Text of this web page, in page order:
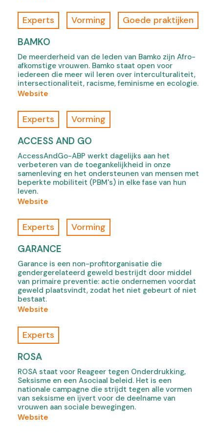
t
a
b
b
)
s
i
n
e
w
t
a
)
i
g
h
t
,
o
p
s
i
n
e
w
t
a
f
M
é
m
o
i
r
o
l
o
n
i
a
l
p
e
n
s
n
n
a
b
Experts Vorming Goede praktijken
BAMKO
De meerderheid van de leden van Bamko zijn Afro-
afkomstige vrouwen. Bamko staat open voor
iedereen die meer wil leren over interculturaliteit,
intersectionaliteit, racisme, feminisme en ecologie.
Website
f
B
a
m
k
o
,
n
s
i
n
n
e
w
)
Experts Vorming
ACCESS AND GO
AccessAndGo-ABP werkt dagelijks aan het
verbeteren van de toegankelijkheid in onze
samenleving en het ondersteunen van mensen met
beperkte mobiliteit (PBM's) in elke fase van hun
leven.
Website
f
A
c
c
e
s
s
g
o
p
e
n
s
Experts Vorming
GARANCE
Garance is een non-profitorganisatie die
gendergerelateerd geweld bestrijdt door middel
van primaire preventie: actie ondernemen voordat
geweld plaatsvindt, zodat het niet gebeurt of niet
bestaat.
Website
f
G
a
n
c
e
Experts
ROSA
ROSA staat voor Reageer tegen Onderdrukking,
Seksisme en een Asociaal beleid. Het is een
nationale campagne die strijdt tegen alle vormen
van seksisme en ijvert voor de deelname van
vrouwen aan sociale bewegingen.
Website